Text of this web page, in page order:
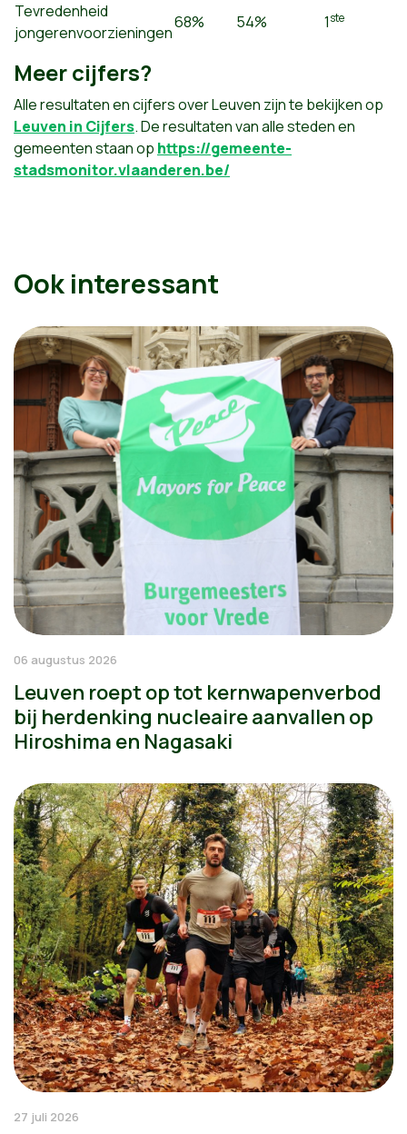
Tevredenheid
jongerenvoorzieningen
68% 54% 1ste
Meer cijfers?
Alle resultaten en cijfers over Leuven zijn te bekijken op
Leuven in Cijfers. De resultaten van alle steden en
gemeenten staan op https://gemeente-
stadsmonitor.vlaanderen.be/
Ook interessant
06 augustus 2026
Leuven roept op tot kernwapenverbod
bij herdenking nucleaire aanvallen op
Hiroshima en Nagasaki
27 juli 2026